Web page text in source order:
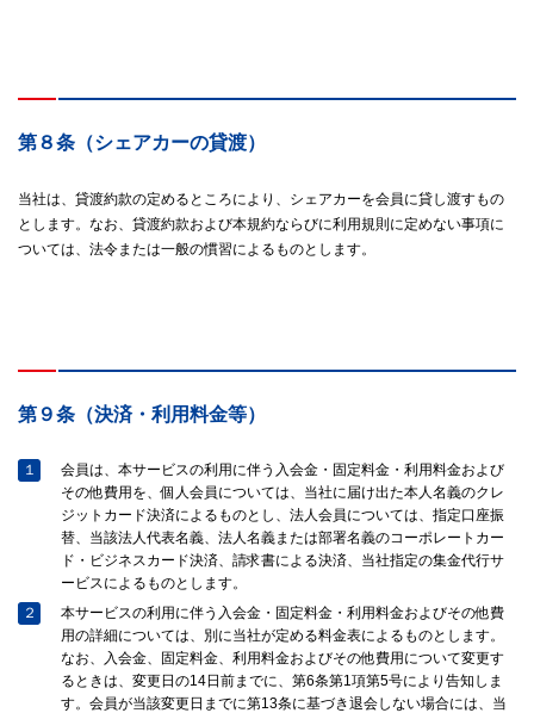
第８条（シェアカーの貸渡）
当社は、貸渡約款の定めるところにより、シェアカーを会員に貸し渡すもの
とします。なお、貸渡約款および本規約ならびに利用規則に定めない事項に
ついては、法令または一般の慣習によるものとします。
第９条（決済・利用料金等）
１
会員は、本サービスの利用に伴う入会金・固定料金・利用料金および
その他費用を、個人会員については、当社に届け出た本人名義のクレ
ジットカード決済によるものとし、法人会員については、指定口座振
替、当該法人代表名義、法人名義または部署名義のコーポレートカー
ド・ビジネスカード決済、請求書による決済、当社指定の集金代行サ
ービスによるものとします。
２
本サービスの利用に伴う入会金・固定料金・利用料金およびその他費
用の詳細については、別に当社が定める料金表によるものとします。
なお、入会金、固定料金、利用料金およびその他費用について変更す
るときは、変更日の14日前までに、第6条第1項第5号により告知しま
す。会員が当該変更日までに第13条に基づき退会しない場合には、当